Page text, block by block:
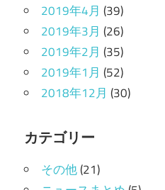
2019年4月 (39)
2019年3月 (26)
2019年2月 (35)
2019年1月 (52)
2018年12月 (30)
カテゴリー
その他(21)